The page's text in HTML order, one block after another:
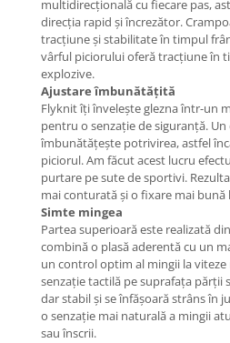
multidirecțională cu fiecare pas,
direcția rapid și încrezător.
tracțiune și stabilitate în timpul
vârful piciorului oferă tracțiune în
explozive.
Ajustare îmbunătățită
Flyknit îți învelește glezna într-un
pentru o senzație de siguranță.
îmbunătățește potrivirea, astfel
piciorul. Am făcut acest lucru
purtare pe sute de sportivi.
mai conturată și o fixare mai bună
Simte mingea
Partea superioară este realizată
combină o plasă aderentă cu un
un control optim al mingii la
senzație tactilă pe suprafața părții
dar stabil și se înfășoară strâns în
o senzație mai naturală a mingii
sau înscrii.